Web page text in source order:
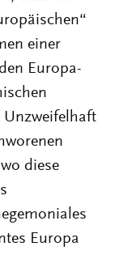
einer
Europa-
Unzweifelhaft
diese
Europa